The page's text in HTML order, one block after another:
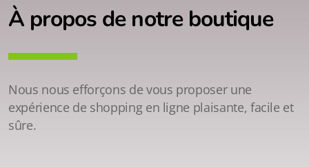
À propos de notre boutique
Nous nous efforçons de vous proposer une
expérience de shopping en ligne plaisante, facile et
sûre.